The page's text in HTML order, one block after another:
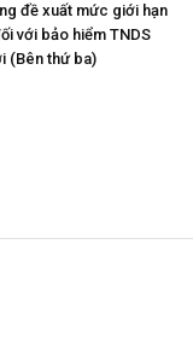
đề xuất mức giới hạn
với bảo hiểm TNDS
(Bên thứ ba)